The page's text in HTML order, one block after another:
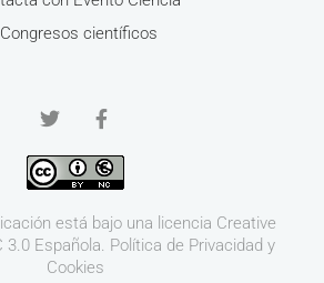
Congresos científicos
está bajo una licencia Creative
3.0 Española. Política de Privacidad y
Cookies